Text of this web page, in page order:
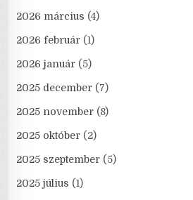
2026 március (4)
2026 február (1)
2026 január (5)
2025 december (7)
2025 november (8)
2025 október (2)
2025 szeptember (5)
2025 július (1)